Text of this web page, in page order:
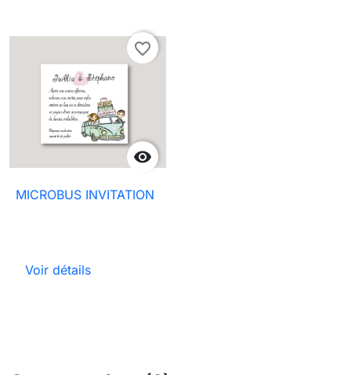

favorite_border
MICROBUS INVITATION
Voir détails